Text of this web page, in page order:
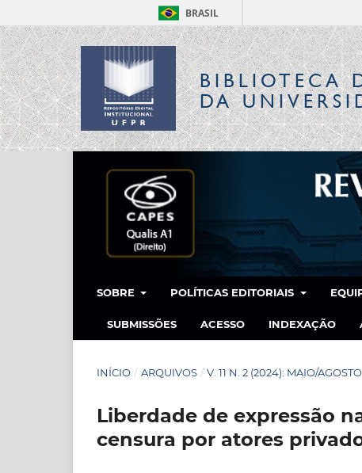
BRASIL
BIBLIOTECA
DA
SOBRE POLÍTICAS EDITORIAIS
SUBMISSÕES ACESSO INDEXAÇÃO
INÍCIO / ARQUIVOS / V. 11 N. 2 (2024): MAIO/AGOSTO
Liberdade de expressão
censura por atores